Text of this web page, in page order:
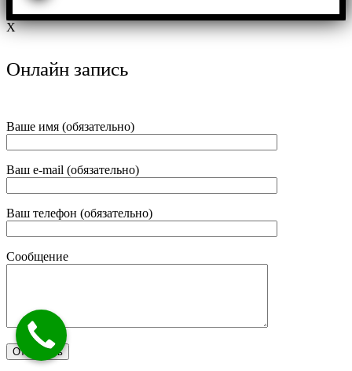
X
Онлайн запись
Ваше имя (обязательно)
Ваш e-mail (обязательно)
Ваш телефон (обязательно)
Сообщение